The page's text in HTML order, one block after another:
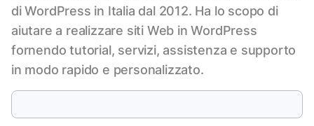
di WordPress in Italia dal 2012. Ha lo scopo di
aiutare a realizzare siti Web in WordPress
fornendo tutorial, servizi, assistenza e supporto
in modo rapido e personalizzato.